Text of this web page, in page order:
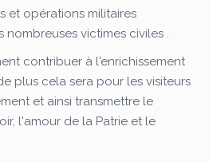
et opérations militaires
nombreuses victimes civiles .
contribuer à l'enrichissement
plus cela sera pour les visiteurs
et ainsi transmettre le
l'amour de la Patrie et le